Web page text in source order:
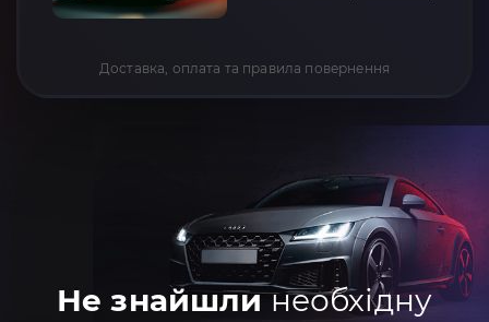
Доставка, оплата та правила повернення
Не знайшлинеобхідну